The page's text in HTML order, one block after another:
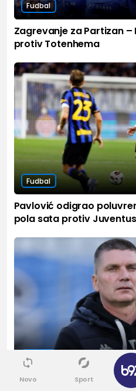
Fudbal
Zagrevanje za Partizan
protiv Totenhema
Fudbal
Pavlović odigrao
pola sata protiv
Fudbal
Srđan Blagojević:
Novo Sport
✕